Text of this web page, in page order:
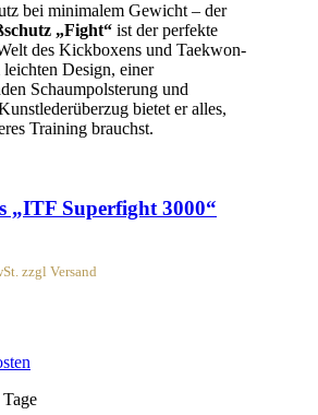
bei minimalem Gewicht – der
„Fight“ ist der perfekte
des Kickboxens und Taekwon-
Design, einer
Schaumpolsterung und
bietet er alles,
Training brauchst.
„ITF Superfight 3000“
zzgl Versand